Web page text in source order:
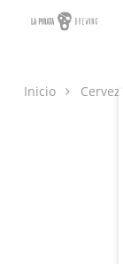
Inicio Cerveza